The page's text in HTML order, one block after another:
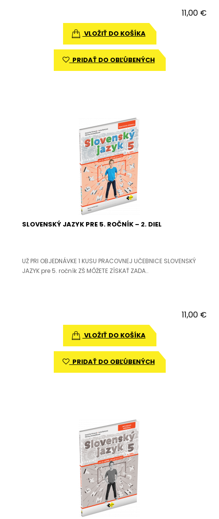
11,00 €
VLOŽIŤ DO KOŠÍKA
PRIDAŤ DO OBĽÚBENÝCH
SLOVENSKÝ JAZYK PRE 5. ROČNÍK – 2. DIEL
UŽ PRI OBJEDNÁVKE 1 KUSU PRACOVNEJ UČEBNICE SLOVENSKÝ
JAZYK pre 5. ročník ZŠ MÔŽETE ZÍSKAŤ ZADA..
11,00 €
VLOŽIŤ DO KOŠÍKA
PRIDAŤ DO OBĽÚBENÝCH